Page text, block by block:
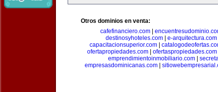
Otros dominios en venta:
cafefinanciero.com
destinosyhoteles.com
e-arquitectura.com
capacitacionsuperior.com
ofertapropiedades.com
ofertaspropiedades.com
emprendimientoinmobiliario.com|
empresasdominicanas.com|